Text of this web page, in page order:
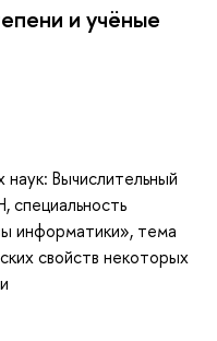
и учёные
Вычислительный
информатики», тема
свойств некоторых